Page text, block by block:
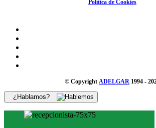
Política de Cookies
© Copyright ADELGAR 1994 -
¿Hablamos?